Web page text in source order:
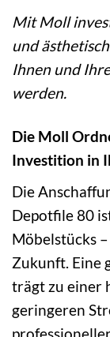
Mit Moll
und
Ihnen und
werden.
Die Moll
Investition in
Die
Depotfile 80
Möbelstücks
Zukunft. Eine
trägt zu einer
geringeren